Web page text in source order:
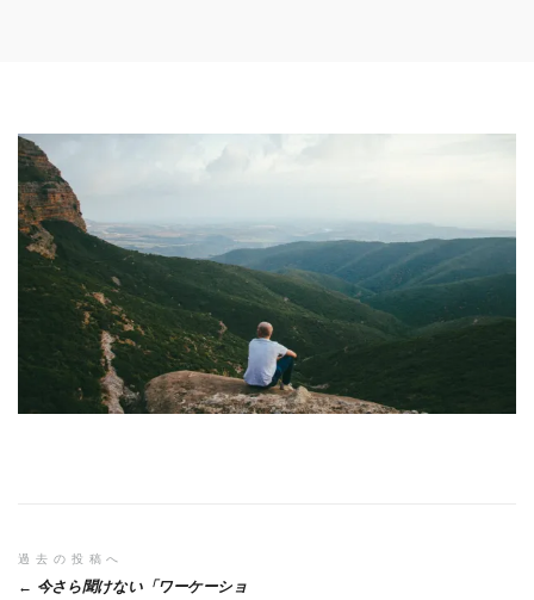
投
過去の投稿へ
今さら聞けない「ワーケーショ